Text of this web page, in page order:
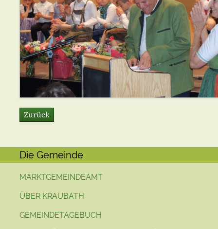
Zurück
Die Gemeinde
MARKTGEMEINDEAMT
ÜBER KRAUBATH
GEMEINDETAGEBUCH